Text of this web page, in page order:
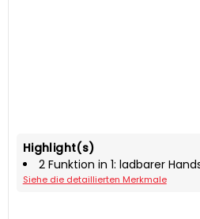
Highlight(s)
2 Funktion in 1: ladbarer
Siehe die detaillierten Merkmale